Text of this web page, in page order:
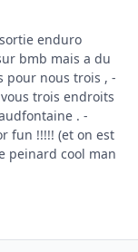
enduro
bmb mais a du
pour nous trois , -
trois endroits
. -
fun !!!!! (et on est
peinard cool man